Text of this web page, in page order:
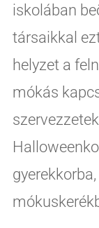
iskolában
társaikkal
helyzet a
mókás